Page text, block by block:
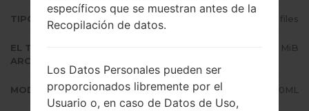
TIPO DE FIRMWARE 4 files
EL TAMAÑO DEL
ARCHIVO
572.01 MiB
MODELO Samsung SM-J100ML
específicos que se muestran antes de la
Recopilación de datos.
Los Datos Personales pueden ser
proporcionados libremente por el
Usuario o, en caso de Datos de Uso,